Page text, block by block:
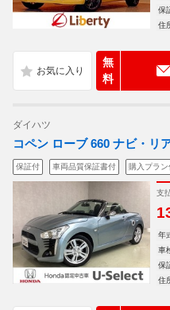
保
住
無
料
ダイハツ
コペン ローブ 660 ナビ・リ
保証付 車両品質保証書付 購入プラン
支
年
車
保
住